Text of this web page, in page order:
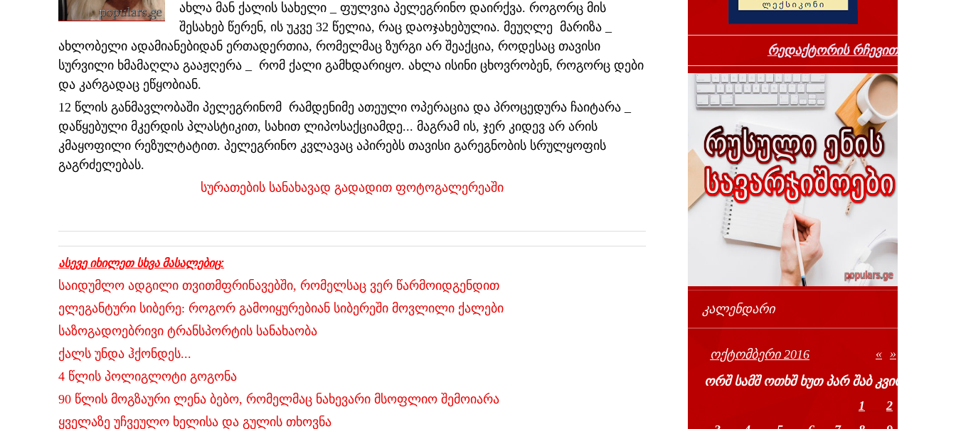
ახლა მან ქალის სახელი _ ფულვია პელეგრინო დაირქვა. როგორც მის
შესახებ წერენ, ის უკვე 32 წელია, რაც დაოჯახებულია. მეუღლე მარიზა _
ახლობელი ადამიანებიდან ერთადერთია, რომელმაც ზურგი არ შეაქცია, როდესაც თავისი
სურვილი ხმამაღლა გააჟღერა _ რომ ქალი გამხდარიყო. ახლა ისინი ცხოვრობენ, როგორც დები
და კარგადაც ეწყობიან.
12 წლის განმავლობაში პელეგრინომ რამდენიმე ათეული ოპერაცია და პროცედურა ჩაიტარა _
დაწყებული მკერდის პლასტიკით, სახით ლიპოსაქციამდე... მაგრამ ის, ჯერ კიდევ არ არის
კმაყოფილი რეზულტატით. პელეგრინო კვლავაც აპირებს თავისი გარეგნობის სრულყოფის
გაგრძელებას.
სურათების სანახავად გადადით ფოტოგალერეაში
ასევე იხილეთ სხვა მასალებიც:
საიდუმლო ადგილი თვითმფრინავებში, რომელსაც ვერ წარმოიდგენდით
ელეგანტური სიბერე: როგორ გამოიყურებიან სიბერეში მოვლილი ქალები
საზოგადოებრივი ტრანსპორტის სანახაობა
ქალს უნდა ჰქონდეს...
4 წლის პოლიგლოტი გოგონა
90 წლის მოგზაური ლენა ბებო, რომელმაც ნახევარი მსოფლიო შემოიარა
ყველაზე უჩვეულო ხელისა და გულის თხოვნა
რედაქტორის რჩევით
ᲙᲐᲚᲔᲜᲓᲐᲠᲘ
«
ᲝᲥᲢᲝᲛᲑᲔᲠᲘ 2016
»
ᲝᲠᲨ ᲡᲐᲛᲨ ᲝᲗᲮᲨ ᲮᲣᲗ ᲞᲐᲠ ᲨᲐᲑ ᲙᲕᲘᲠ
1
2